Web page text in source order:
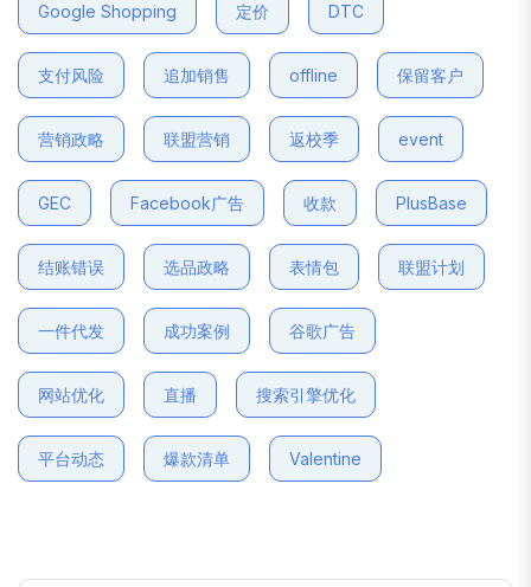
Google Shopping 定价 DTC
支付风险 追加销售 offline 保留客户
营销政略 联盟营销 返校季 event
GEC Facebook广告 收款 PlusBase
结账错误 选品政略 表情包 联盟计划
一件代发 成功案例 谷歌广告
网站优化 直播 搜索引擎优化
平台动态 爆款清单 Valentine